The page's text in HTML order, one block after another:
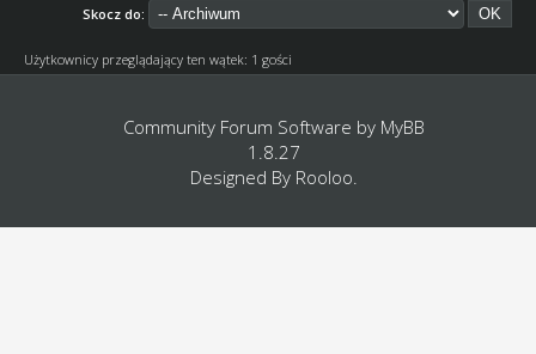
Skocz do:
Użytkownicy przeglądający ten wątek: 1 gości
Community Forum Software by MyBB
1.8.27
Designed By Rooloo